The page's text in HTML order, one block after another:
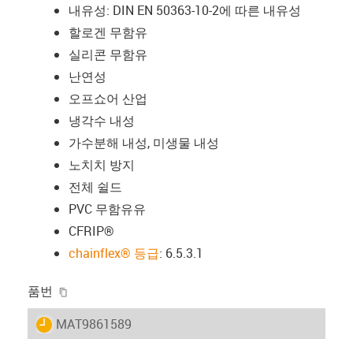
내유성: DIN EN 50363-10-2에 따른 내유성
할로겐 무함유
실리콘 무함유
난연성
오프쇼어 산업
냉각수 내성
가수분해 내성, 미생물 내성
노치치 방지
전체 쉴드
PVC 무함유유
CFRIP®
chainflex® 등급: 6.5.3.1
품번
igus-icon-lieferzeit
MAT9861589